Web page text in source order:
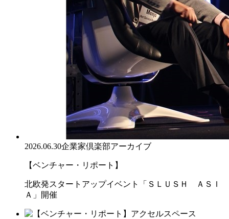
2026.06.30企業家倶楽部アーカイブ
【ベンチャー・リポート】
北欧発スタートアップイベント「ＳＬＵＳＨ ＡＳＩ
Ａ」開催